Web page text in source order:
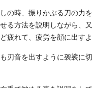
の時、振りかぶる刀の力
る方法を説明しながら、又
疲れて、疲労を顔に出すよ
刃音を出すように袈裟に